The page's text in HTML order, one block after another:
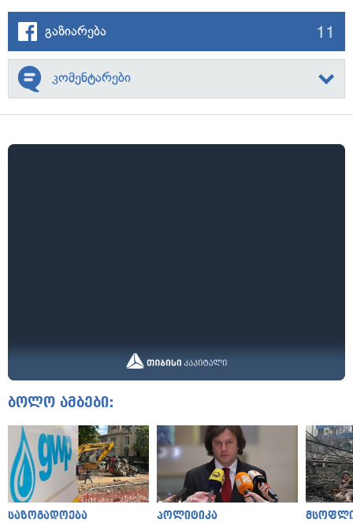
გაზიარება 11
კომენტარები
ბოლო ამბები:
საზოგადოება პოლიტიკა